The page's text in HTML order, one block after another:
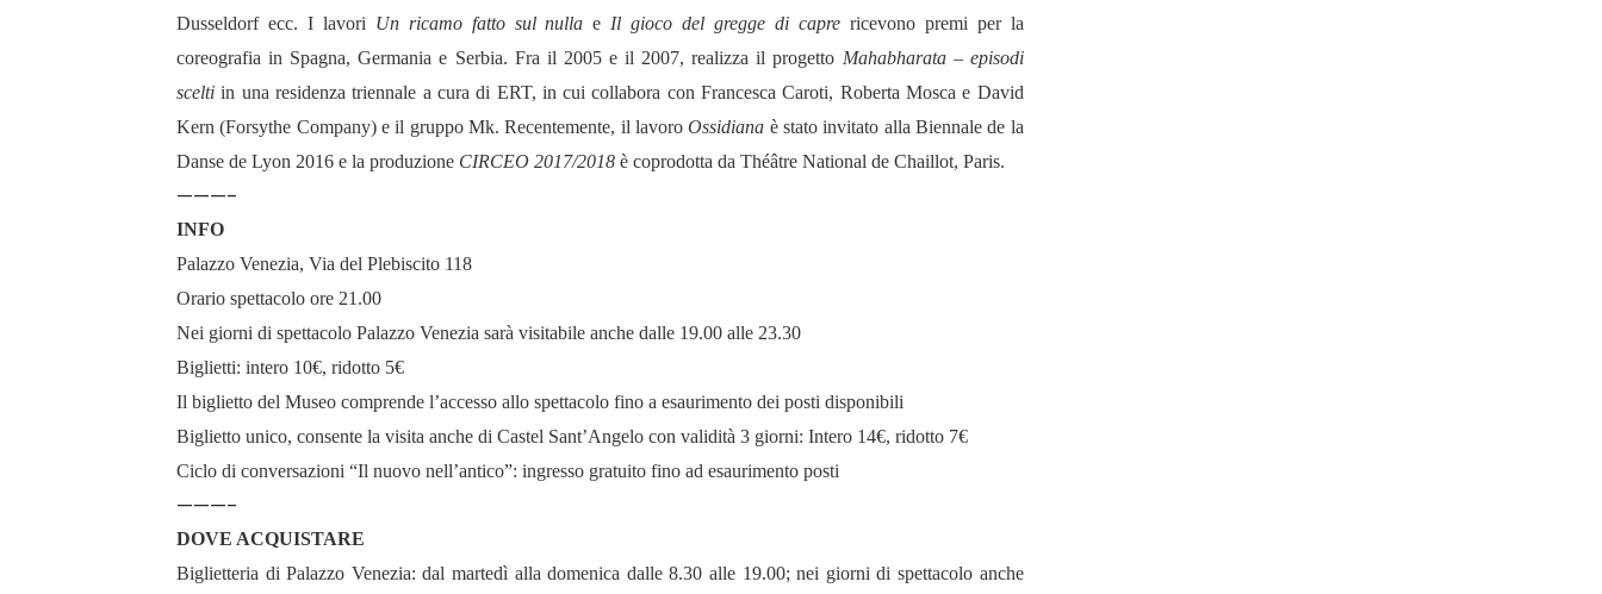
Dusseldorf ecc. I lavori Un ricamo fatto sul nulla e Il gioco del gregge di capre ricevono premi per la
coreografia in Spagna, Germania e Serbia. Fra il 2005 e il 2007, realizza il progetto Mahabharata – episodi
scelti in una residenza triennale a cura di ERT, in cui collabora con Francesca Caroti, Roberta Mosca e David
Kern (Forsythe Company) e il gruppo Mk. Recentemente, il lavoro Ossidiana è stato invitato alla Biennale de la
Danse de Lyon 2016 e la produzione CIRCEO 2017/2018 è coprodotta da Théâtre National de Chaillot, Paris.
———-
INFO
Palazzo Venezia, Via del Plebiscito 118
Orario spettacolo ore 21.00
Nei giorni di spettacolo Palazzo Venezia sarà visitabile anche dalle 19.00 alle 23.30
Biglietti: intero 10€, ridotto 5€
Il biglietto del Museo comprende l’accesso allo spettacolo fino a esaurimento dei posti disponibili
Biglietto unico, consente la visita anche di Castel Sant’Angelo con validità 3 giorni: Intero 14€, ridotto 7€
Ciclo di conversazioni “Il nuovo nell’antico”: ingresso gratuito fino ad esaurimento posti
———-
DOVE ACQUISTARE
Biglietteria di Palazzo Venezia: dal martedì alla domenica dalle 8.30 alle 19.00; nei giorni di spettacolo anche